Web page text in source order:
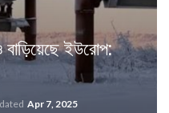
ইউরোপ:
Apr 7, 2025